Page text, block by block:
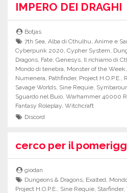
IMPERO DEI DRAGHI
Botjas
7th Sea,Alba di Cthulhu,Anime e
Cyberpunk 2020, Cypher System,
Dragons, Fate, Genesys, Il richiamo di
Mondo di tenebra, Monster of the Week,
Numenera, Pathfinder, Project H.O.P.E.,
Savage Worlds, Sine Requie,
Sguardo nel Buio, Warhammer 40000
Fantasy Roleplay, Witchcraft
Discord
cerco per il
giodan
Dungeons & Dragons, Exalted,
Project H.O.P.E., Sine Requie, Starfinder,